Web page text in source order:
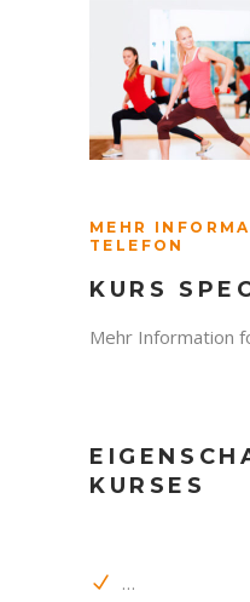
MEHR
TELEFON
KURS
Mehr Information
KURSES
…